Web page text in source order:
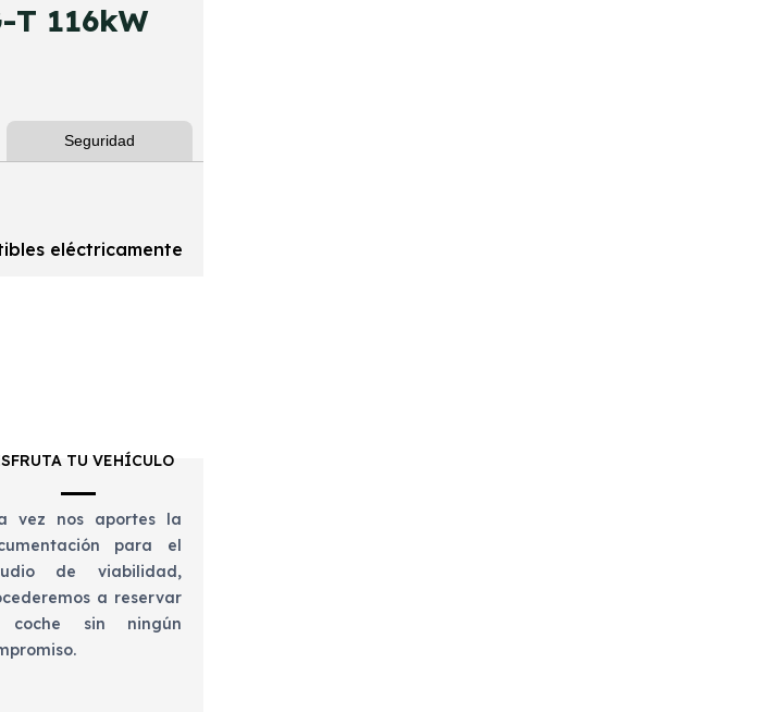
T 116kW
Seguridad
eléctricamente
TU VEHÍCULO
vez nos aportes la
para el
de viabilidad,
a reservar
sin ningún